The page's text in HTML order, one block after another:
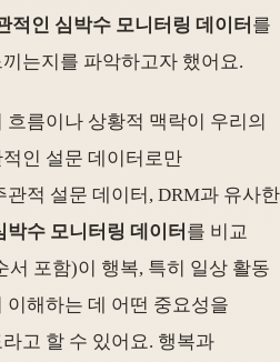
적인 심박수 모니터링 데이터 를
는지를 파악하고자 했어요.
름이나 상황적 맥락이 우리의
인 설문 데이터로만
적 설문 데이터, DRM과 유사한
박수 모니터링 데이터 를 비교
서 포함)이 행복, 특히 일상 활동
해하는 데 어떤 중요성을
고 할 수 있어요. 행복과